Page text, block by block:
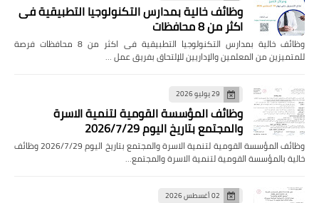
وظائف خالية بمدارس التكنولوجيا التطبيقية فى
اكثر من 8 محافظات
وظائف خالية بمدارس التكنولوجيا التطبيقية فى اكثر من 8 محافظات فرصة
للمتميزين من المعلمين والإداريين للإلتحاق بفريق عمل …
29 يوليو 2026
وظائف المؤسسة القومية لتنمية الاسرة
والمجتمع بتاريخ اليوم 2026/7/29
وظائف المؤسسة القومية لتنمية الاسرة والمجتمع بتاريخ اليوم 2026/7/29 وظائف
خالية بالمؤسسة القومية لتنمية الاسرة والمجتمع…
02 أغسطس 2026